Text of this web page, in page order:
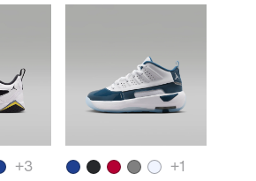
+3
+1